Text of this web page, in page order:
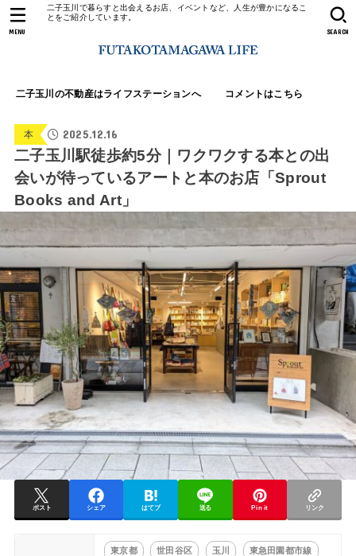
二子玉川で暮らすと出会えるお店、イベントなど、人生が豊かになるこ
とをご紹介しています。
二子玉川の不動産はライフステーションへ コメントはこちら
SEARCH
MENU
本 2025.12.16
二子玉川駅徒歩約5分｜ワクワクする本との出
会いが待っているアートと本のお店「Sprout
Books and Art」
ポスト シェア はてブ 送る Pin it リンク
東京都 世田谷区 玉川 東急田園都市線